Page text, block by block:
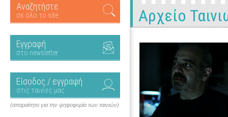
Αναζητήστε
σε όλο το site
Εγγραφή
στο newsletter
Είσοδος / εγγραφή
στις ταινίες μας
(απαραίτητο για την ψηφοφορία των ταινιών)
Αρχείο